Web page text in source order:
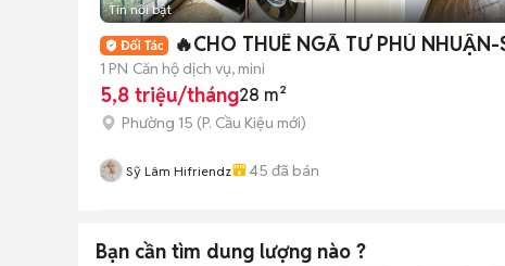
Tin nổi bật
🔥CHO THUÊ NGÃ TƯ PHÚ
1 PN Căn hộ dịch vụ, mini
5,8 triệu/tháng28 m²
Phường 15 (P. Cầu Kiệu mới)
Sỹ Lâm Hifriendz 45 đã bán
Bạn cần tìm dung lượng nào ?